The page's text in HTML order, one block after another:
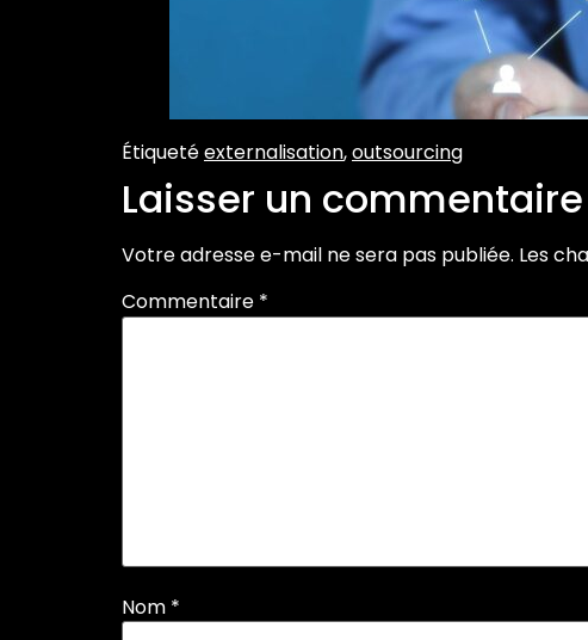
Étiquetéexternalisation,outsourcing
Laisser un commentaire
Votre adresse e-mail ne sera pas publiée. Les
Commentaire *
Nom *